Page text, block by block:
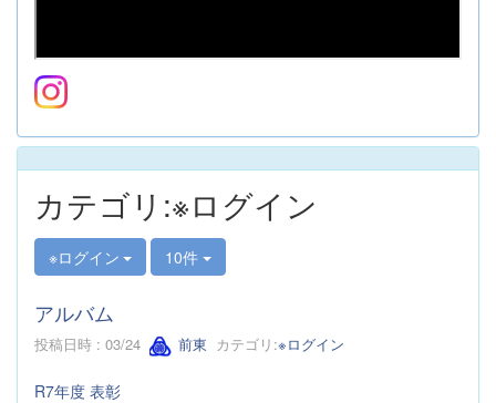
カテゴリ:※ログイン
※ログイン 10件
アルバム
投稿日時 : 03/24 前東 カテゴリ:※ログイン
R7年度 表彰